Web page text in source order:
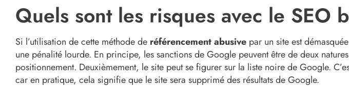
Quels sont les risques avec le SEO
Si l’utilisation de cette méthode de référencement abusive par un site est
une pénalité lourde. En principe, les sanctions de Google peuvent être de deux
positionnement. Deuxièmement, le site peut se figurer sur la liste noire de Google.
car en pratique, cela signifie que le site sera supprimé des résultats de Google.